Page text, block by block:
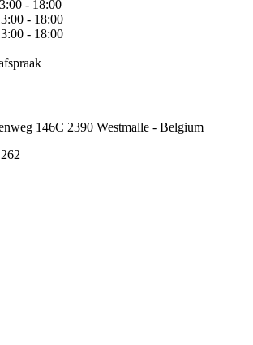
- 18:00
- 18:00
- 18:00
146C 2390 Westmalle - Belgium